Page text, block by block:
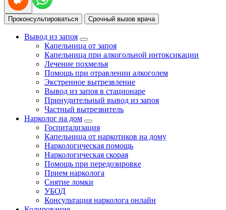
Проконсультироваться Срочный вызов врача
Вывод из запоя
Капельница от запоя
Капельница при алкогольной интоксикации
Лечение похмелья
Помощь при отравлении алкоголем
Экстренное вытрезвление
Вывод из запоя в стационаре
Принудительный вывод из запоя
Частный вытрезвитель
Нарколог на дом
Госпитализация
Капельница от наркотиков на дому
Наркологическая помощь
Наркологическая скорая
Помощь при передозировке
Прием нарколога
Снятие ломки
УБОД
Консультация нарколога онлайн